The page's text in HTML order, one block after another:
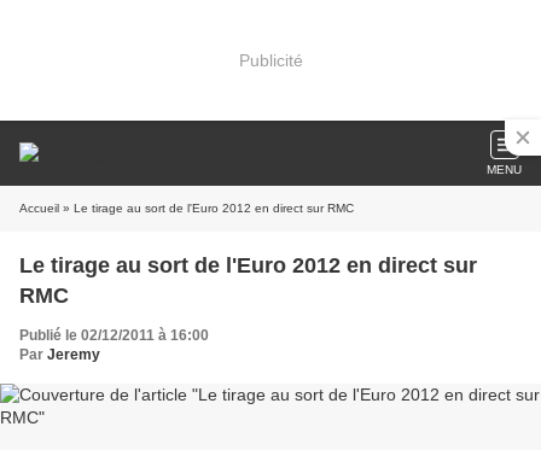
Publicité
MENU
Accueil » Le tirage au sort de l'Euro 2012 en direct sur RMC
Le tirage au sort de l'Euro 2012 en direct sur
RMC
Publié le 02/12/2011 à 16:00
Par Jeremy